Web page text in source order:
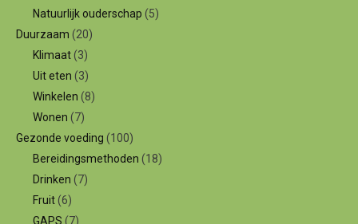
Natuurlijk ouderschap (5)
Duurzaam (20)
Klimaat(3)
Uit eten (3)
Winkelen (8)
Wonen (7)
Gezonde voeding (100)
Bereidingsmethoden (18)
Drinken (7)
Fruit(6)
GAPS (7)